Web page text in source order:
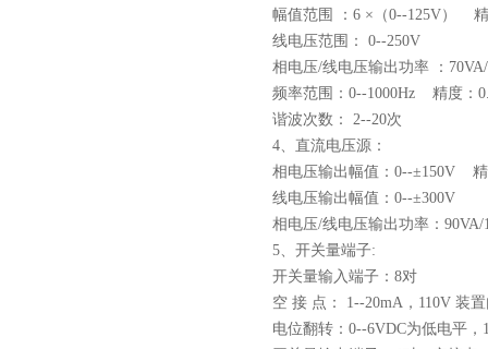
幅值范围 ：6 ×（0--125V）
线电压范围： 0--250V
相电压/线电压输出功率 ：
频率范围：0--1000Hz 精度：
谐波次数： 2--20次
4、直流电压源：
相电压输出幅值：0--±150V 精
线电压输出幅值：0--±300V
相电压/线电压输出功率：90VA/
5、开关量端子:
开关量输入端子：8对
空 接 点： 1--20mA，110V 装
电位翻转：0--6VDC为低电平，